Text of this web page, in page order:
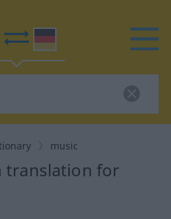
music
translation for